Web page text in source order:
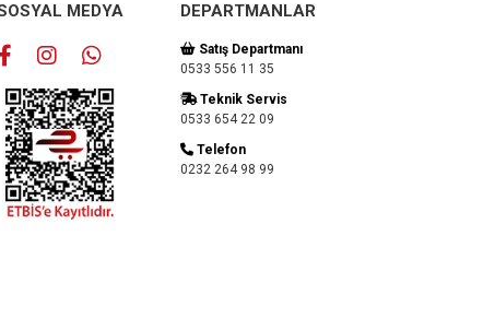
MEDYA DEPARTMANLAR
Satış Departmanı
0533 556 11 35
Teknik Servis
0533 654 22 09
Telefon
0232 264 98 99